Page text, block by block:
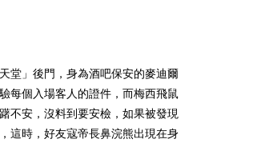
堂」後門，身為酒吧保安的麥迪爾
每個入場客人的證件，而梅西飛鼠
不安，沒料到要安檢，如果被發現
這時，好友寇帝長鼻浣熊出現在身